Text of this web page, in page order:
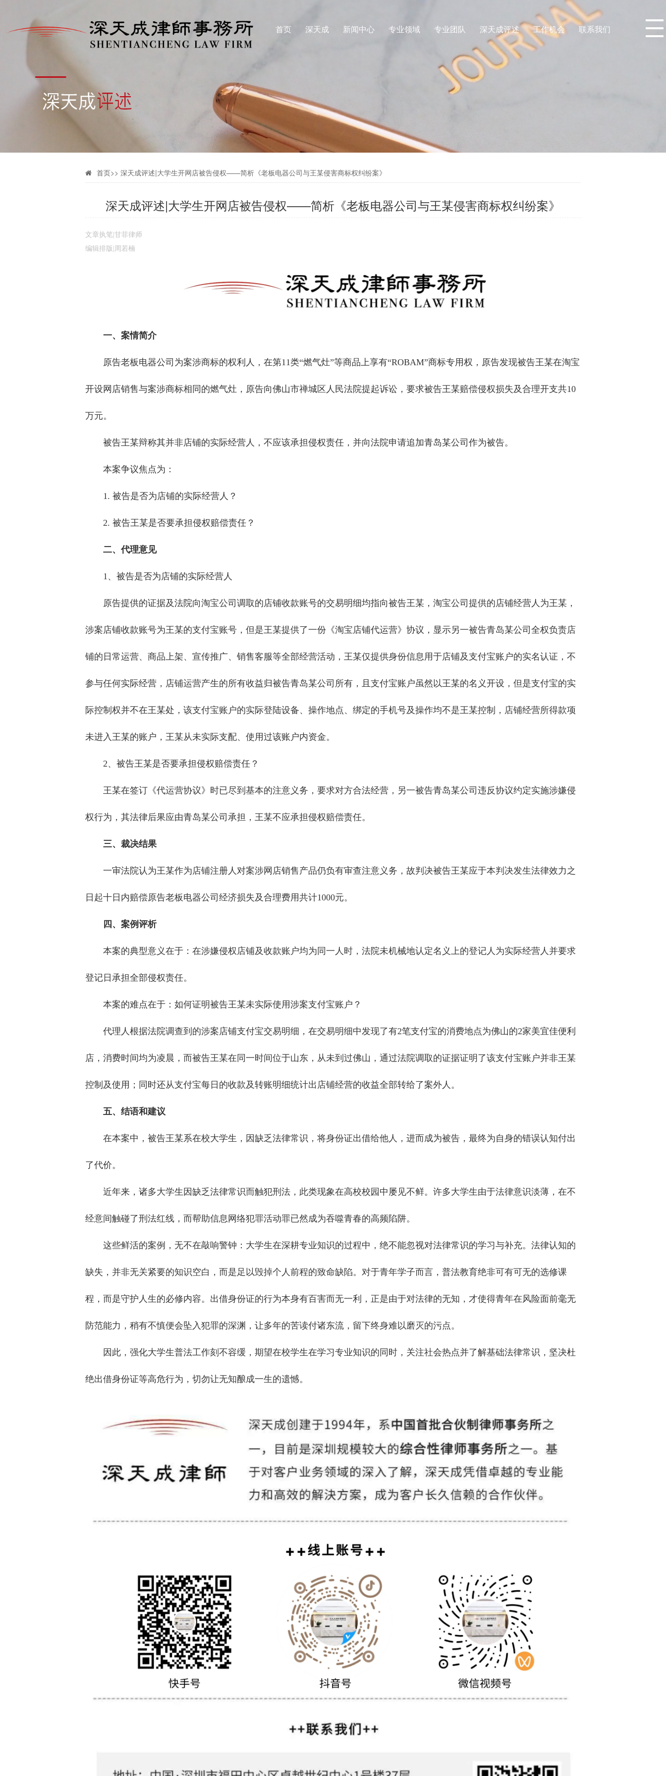
首页 深天成 新闻中心 专业领域 专业团队 深天成评述 工作机会 联系我们
首页>> 深天成评述|大学生开网店被告侵权——简析《老板电器公司与王某侵害商标权纠纷案》
深天成评述|大学生开网店被告侵权——简析《老板电器公司与王某侵害商标权纠纷案》
文章执笔|甘菲律师
编辑排版|周若楠
一、案情简介
原告老板电器公司为案涉商标的权利人，在第11类“燃气灶”等商品上享有“ROBAM”商标专用权，原告发现被告王某在淘宝
开设网店销售与案涉商标相同的燃气灶，原告向佛山市禅城区人民法院提起诉讼，要求被告王某赔偿侵权损失及合理开支共10
万元。
被告王某辩称其并非店铺的实际经营人，不应该承担侵权责任，并向法院申请追加青岛某公司作为被告。
本案争议焦点为：
1. 被告是否为店铺的实际经营人？
2. 被告王某是否要承担侵权赔偿责任？
二、代理意见
1、被告是否为店铺的实际经营人
原告提供的证据及法院向淘宝公司调取的店铺收款账号的交易明细均指向被告王某，淘宝公司提供的店铺经营人为王某，
涉案店铺收款账号为王某的支付宝账号，但是王某提供了一份《淘宝店铺代运营》协议，显示另一被告青岛某公司全权负责店
铺的日常运营、商品上架、宣传推广、销售客服等全部经营活动，王某仅提供身份信息用于店铺及支付宝账户的实名认证，不
参与任何实际经营，店铺运营产生的所有收益归被告青岛某公司所有，且支付宝账户虽然以王某的名义开设，但是支付宝的实
际控制权并不在王某处，该支付宝账户的实际登陆设备、操作地点、绑定的手机号及操作均不是王某控制，店铺经营所得款项
未进入王某的账户，王某从未实际支配、使用过该账户内资金。
2、被告王某是否要承担侵权赔偿责任？
王某在签订《代运营协议》时已尽到基本的注意义务，要求对方合法经营，另一被告青岛某公司违反协议约定实施涉嫌侵
权行为，其法律后果应由青岛某公司承担，王某不应承担侵权赔偿责任。
三、裁决结果
一审法院认为王某作为店铺注册人对案涉网店销售产品仍负有审查注意义务，故判决被告王某应于本判决发生法律效力之
日起十日内赔偿原告老板电器公司经济损失及合理费用共计1000元。
四、案例评析
本案的典型意义在于：在涉嫌侵权店铺及收款账户均为同一人时，法院未机械地认定名义上的登记人为实际经营人并要求
登记日承担全部侵权责任。
本案的难点在于：如何证明被告王某未实际使用涉案支付宝账户？
代理人根据法院调查到的涉案店铺支付宝交易明细，在交易明细中发现了有2笔支付宝的消费地点为佛山的2家美宜佳便利
店，消费时间均为凌晨，而被告王某在同一时间位于山东，从未到过佛山，通过法院调取的证据证明了该支付宝账户并非王某
控制及使用；同时还从支付宝每日的收款及转账明细统计出店铺经营的收益全部转给了案外人。
五、结语和建议
在本案中，被告王某系在校大学生，因缺乏法律常识，将身份证出借给他人，进而成为被告，最终为自身的错误认知付出
了代价。
近年来，诸多大学生因缺乏法律常识而触犯刑法，此类现象在高校校园中屡见不鲜。许多大学生由于法律意识淡薄，在不
经意间触碰了刑法红线，而帮助信息网络犯罪活动罪已然成为吞噬青春的高频陷阱。
这些鲜活的案例，无不在敲响警钟：大学生在深耕专业知识的过程中，绝不能忽视对法律常识的学习与补充。法律认知的
缺失，并非无关紧要的知识空白，而是足以毁掉个人前程的致命缺陷。对于青年学子而言，普法教育绝非可有可无的选修课
程，而是守护人生的必修内容。出借身份证的行为本身有百害而无一利，正是由于对法律的无知，才使得青年在风险面前毫无
防范能力，稍有不慎便会坠入犯罪的深渊，让多年的苦读付诸东流，留下终身难以磨灭的污点。
因此，强化大学生普法工作刻不容缓，期望在校学生在学习专业知识的同时，关注社会热点并了解基础法律常识，坚决杜
绝出借身份证等高危行为，切勿让无知酿成一生的遗憾。